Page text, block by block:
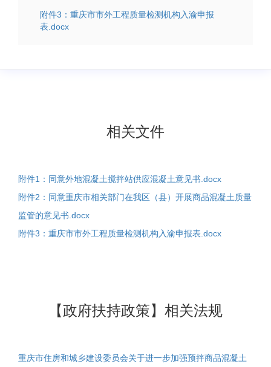
附件3：重庆市市外工程质量检测机构入渝申报
表.docx
相关文件
附件1：同意外地混凝土搅拌站供应混凝土意见书.docx
附件2：同意重庆市相关部门在我区（县）开展商品混凝土质量
监管的意见书.docx
附件3：重庆市市外工程质量检测机构入渝申报表.docx
【政府扶持政策】相关法规
重庆市住房和城乡建设委员会关于进一步加强预拌商品混凝土